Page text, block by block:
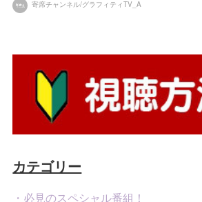
寄席チャンネル/グラフィティTV_A
カテゴリー
・必見のスペシャル番組！